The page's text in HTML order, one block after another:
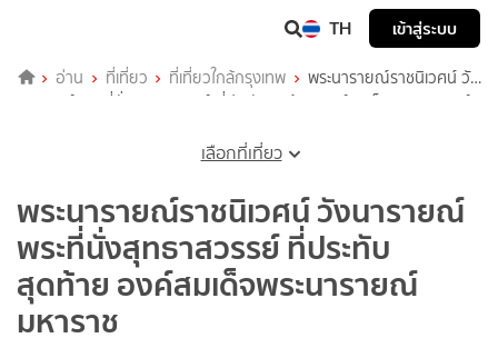
TH เข้าสู่ระบบ
อ่าน ที่เที่ยว ที่เที่ยวใกล้กรุงเทพ
พระนารายณ์ราชนิเวศน์ วัง
นารายณ์ พระที่นั่งสุทธาสวรรย์ ที่ประทับสุดท้าย องค์สมเด็จพระนารายณ์
เลือกที่เที่ยว
พระนารายณ์ราชนิเวศน์ วังนารายณ์
พระที่นั่งสุทธาสวรรย์ ที่ประทับ
สุดท้าย องค์สมเด็จพระนารายณ์
มหาราช